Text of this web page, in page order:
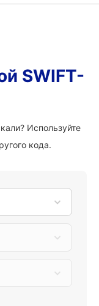
SWIFT-
Используйте
кода.